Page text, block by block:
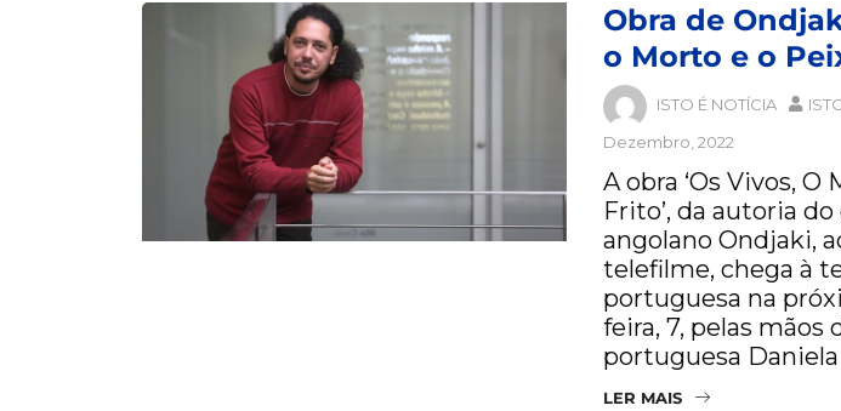
Obra de
o Morto e o
ISTO É NOTÍCIA
Dezembro, 2022
A obra ‘Os Vivos,
Frito’, da autoria
angolano Ondjaki,
telefilme, chega à
portuguesa na
feira, 7, pelas mãos
portuguesa Daniela
LER MAIS